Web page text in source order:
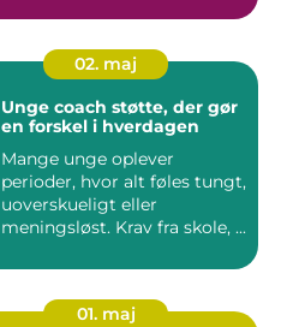
02. maj
Unge coach støtte, der gør
en forskel i hverdagen
Mange unge oplever
perioder, hvor alt føles tungt,
uoverskueligt eller
meningsløst. Krav fra skole, ...
01. maj